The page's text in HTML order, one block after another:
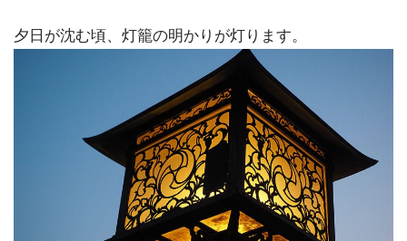
夕日が沈む頃、灯籠の明かりが灯ります。